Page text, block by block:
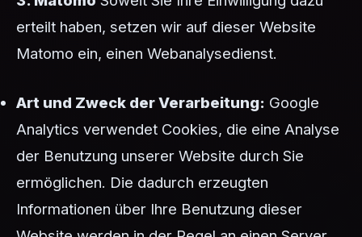
erteilt haben, setzen wir auf dieser Website
Matomo ein, einen Webanalysedienst.
Art und Zweck der Verarbeitung: Google
Analytics verwendet Cookies, die eine Analyse
der Benutzung unserer Website durch Sie
ermöglichen. Die dadurch erzeugten
Informationen über Ihre Benutzung dieser